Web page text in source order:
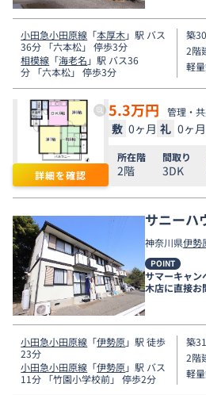
小田急小田原線 「本厚木」駅 バス
36分 「六本松」 停歩3分
相模線 「海老名 」駅 バス36
分 「六本松」 停歩3分
築
2階
軽
詳細を確認
5.3万円 管理・
敷 0ヶ月 礼 0ヶ月
所在階
2階
間取り
3DK
サニーハ
神奈川県伊勢
POINT
サマーキャ
木店に直接お
月末まで家賃
小田急小田原線 「伊勢原」駅 徒歩
23分
小田急小田原線 「伊勢原」駅 バス
11分 「竹園小学校前」 停歩2分
築
2階
軽